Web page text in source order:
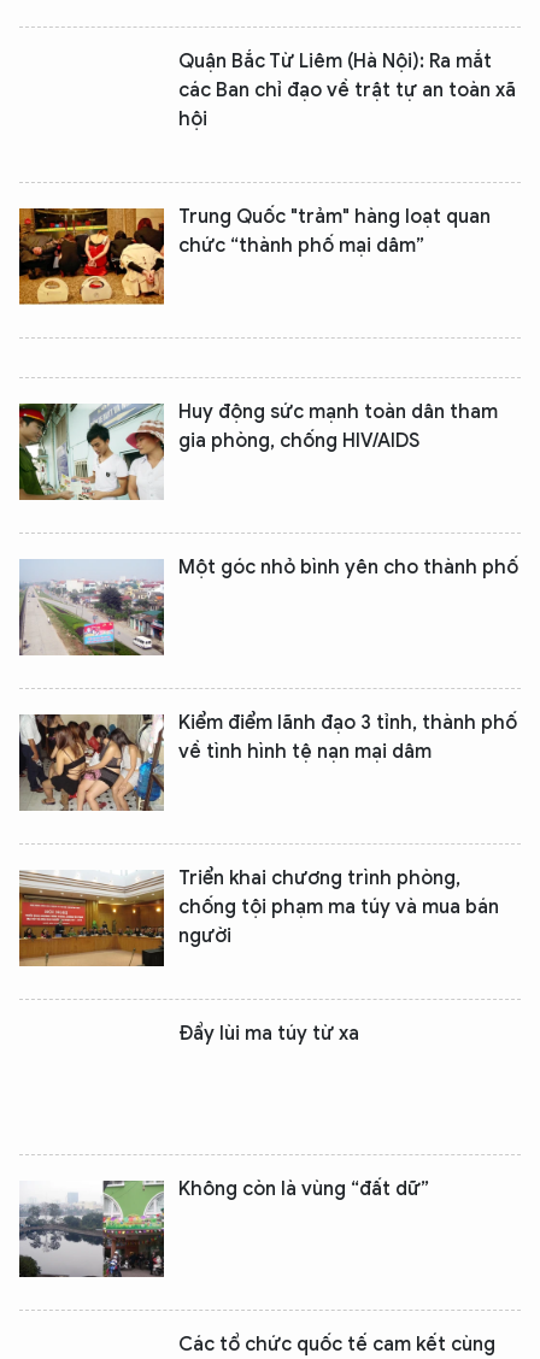
Quận Bắc Từ Liêm (Hà Nội): Ra mắt
các Ban chỉ đạo về trật tự an toàn xã
hội
Trung Quốc "trảm" hàng loạt quan
chức “thành phố mại dâm”
Huy động sức mạnh toàn dân tham
gia phòng, chống HIV/AIDS
Một góc nhỏ bình yên cho thành phố
Kiểm điểm lãnh đạo 3 tỉnh, thành phố
về tình hình tệ nạn mại dâm
Triển khai chương trình phòng,
chống tội phạm ma túy và mua bán
người
Đẩy lùi ma túy từ xa
Không còn là vùng “đất dữ”
Các tổ chức quốc tế cam kết cùng